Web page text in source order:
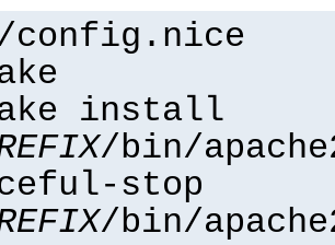
install
/bin/
stop
/bin/